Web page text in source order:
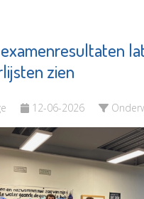
zien
12-06-2026